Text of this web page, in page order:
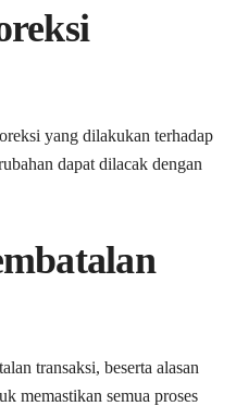
yang dilakukan terhadap
dapat dilacak dengan
transaksi, beserta alasan
memastikan semua proses